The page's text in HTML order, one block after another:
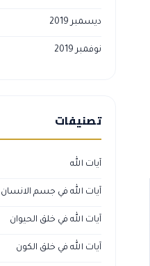
ديسمبر 2019
نوفمبر 2019
تصنيفات
آيات الله
آيات الله في جسم الانسان
آيات الله في خلق الحيوان
آيات الله في خلق الكون